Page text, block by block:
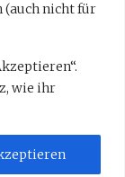
(auch nicht für
wie ihr
von Enger.